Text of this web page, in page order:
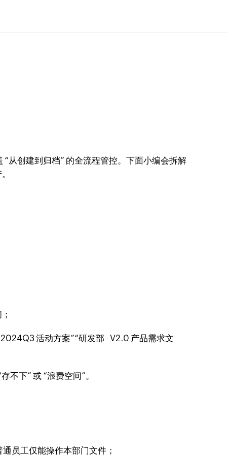
从创建到归档” 的全流程管控。下面小编会拆解
活动方案”“研发部 - V2.0 产品需求文
不下” 或 “浪费空间”。
员工仅能操作本部门文件；